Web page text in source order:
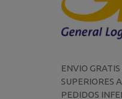
ENVIO
SUPERIORES
PEDIDOS